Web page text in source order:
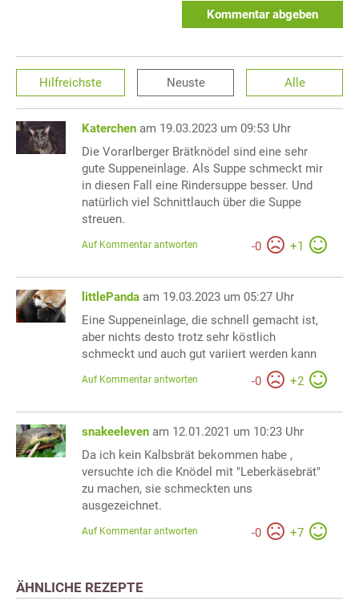
Kommentar abgeben
Hilfreichste Neuste Alle
Katerchen am 19.03.2023 um 09:53 Uhr
Die Vorarlberger Brätknödel sind eine sehr
gute Suppeneinlage. Als Suppe schmeckt mir
in diesen Fall eine Rindersuppe besser. Und
natürlich viel Schnittlauch über die Suppe
streuen.
-0 +1
Auf Kommentar antworten
littlePanda am 19.03.2023 um 05:27 Uhr
Eine Suppeneinlage, die schnell gemacht ist,
aber nichts desto trotz sehr köstlich
schmeckt und auch gut variiert werden kann
-0 +2
Auf Kommentar antworten
snakeeleven am 12.01.2021 um 10:23 Uhr
Da ich kein Kalbsbrät bekommen habe ,
versuchte ich die Knödel mit "Leberkäsebrät"
zu machen, sie schmeckten uns
ausgezeichnet.
-0 +7
Auf Kommentar antworten
ÄHNLICHE REZEPTE